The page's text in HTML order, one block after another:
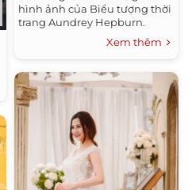
hình ảnh của Biểu tượng thời
trang Aundrey Hepburn.
Xem thêm